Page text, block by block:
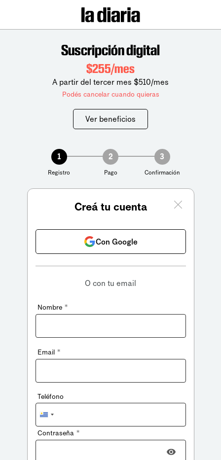
Suscripción digital
$255/mes
A partir del tercer mes $510/mes
Podés cancelar cuando quieras
Ver beneficios
1
Registro
2
Pago
3
Confirmación
Creá tu cuenta
Con Google
O con tu email
Nombre *
Email *
Teléfono
Uruguay
+598
Contraseña *